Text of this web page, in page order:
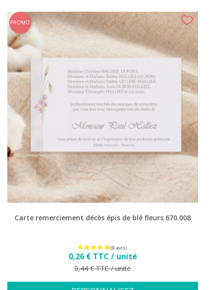
Carte remerciement décès épis de blé fleurs 670.008
Prix
0,26 € TTC / unité
Prix de base
0,44 € TTC / unité
PROMO